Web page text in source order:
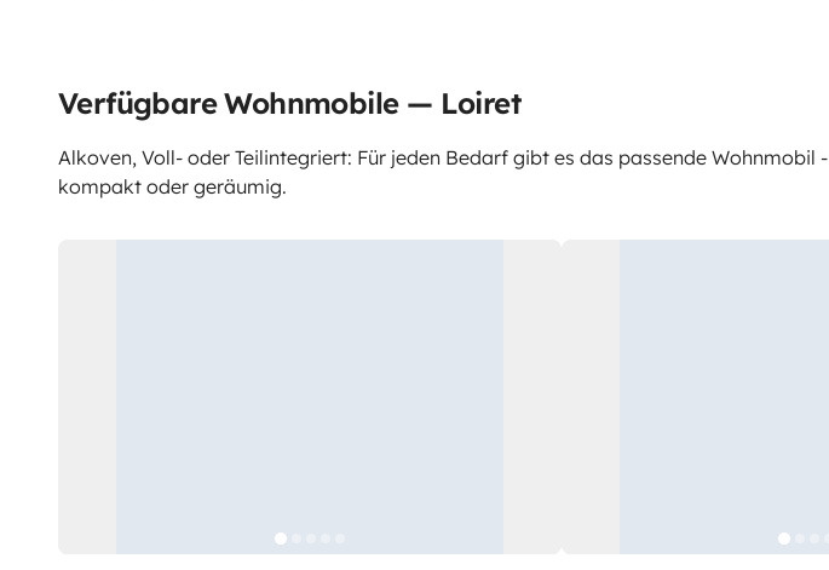
Verfügbare Wohnmobile — Loiret
Alkoven, Voll- oder Teilintegriert: Für jeden Bedarf gibt es das passende Wohnmobil -
kompakt oder geräumig.